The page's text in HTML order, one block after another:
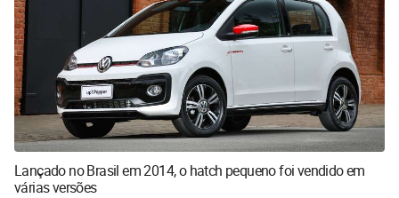
Lançado no Brasil em 2014, o hatch pequeno foi vendido em
várias versões